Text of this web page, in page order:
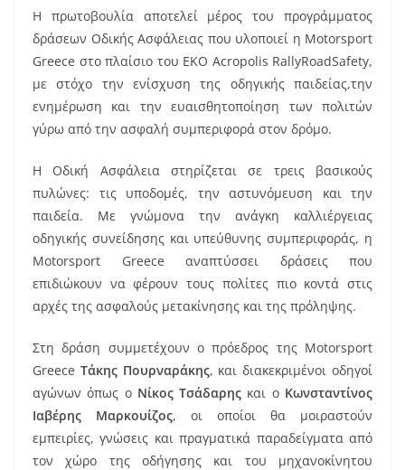
Η πρωτοβουλία αποτελεί μέρος του προγράμματος
δράσεων Οδικής Ασφάλειας που υλοποιεί η Motorsport
Greece στο πλαίσιο του ΕΚΟ Acropolis RallyRoadSafety,
με στόχο την ενίσχυση της οδηγικής παιδείας,την
ενημέρωση και την ευαισθητοποίηση των πολιτών
γύρω από την ασφαλή συμπεριφορά στον δρόμο.
Η Οδική Ασφάλεια στηρίζεται σε τρεις βασικούς
πυλώνες: τις υποδομές, την αστυνόμευση και την
παιδεία. Με γνώμονα την ανάγκη καλλιέργειας
οδηγικής συνείδησης και υπεύθυνης συμπεριφοράς, η
Motorsport Greece αναπτύσσει δράσεις που
επιδιώκουν να φέρουν τους πολίτες πιο κοντά στις
αρχές της ασφαλούς μετακίνησης και της πρόληψης.
Στη δράση συμμετέχουν ο πρόεδρος της Motorsport
Greece Τάκης Πουρναράκης, και διακεκριμένοι οδηγοί
αγώνων όπως ο Νίκος Τσάδαρης και ο Κωνσταντίνος
Ιαβέρης Μαρκουίζος, οι οποίοι θα μοιραστούν
εμπειρίες, γνώσεις και πραγματικά παραδείγματα από
τον χώρο της οδήγησης και του μηχανοκίνητου